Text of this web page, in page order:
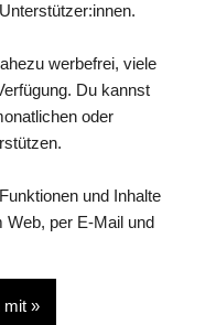
werbefrei, viele
Du kannst
oder
und Inhalte
Web, per E-Mail und
mit »